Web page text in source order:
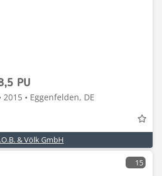
PU
• Eggenfelden, DE
& Völk GmbH
15